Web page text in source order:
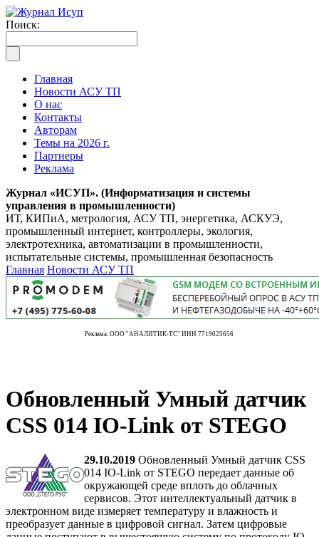
Поиск:
Главная
Новости АСУ ТП
О нас
Контакты
Авторам
Темы на 2026 г.
Партнеры
Реклама
Журнал «ИСУП». (Информатизация и системы
управления в промышленности)
ИТ, КИПиА, метрология, АСУ ТП, энергетика, АСКУЭ,
промышленный интернет, контроллеры, экология,
электротехника, автоматизации в промышленности,
испытательные системы, промышленная безопасность
Главная Новости АСУ ТП
Реклама. ООО "АНАЛИТИК-ТС" ИНН 7719025656
Обновленный Умный датчик
CSS 014 IO-Link от STEGO
29.10.2019 Обновленный Умный датчик CSS
014 IO-Link от STEGO передает данные об
окружающей среде вплоть до облачных
сервисов. Этот интеллектуальный датчик в
электронном виде измеряет температуру и влажность и
преобразует данные в цифровой сигнал. Затем цифровые